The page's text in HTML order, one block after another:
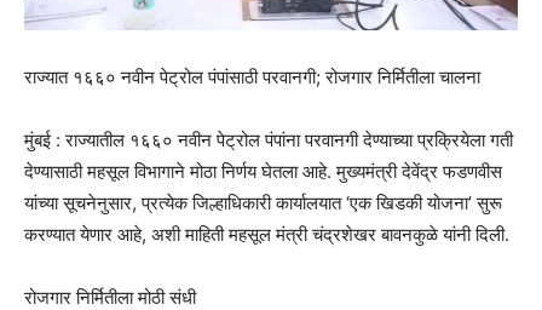
राज्यात १६६० नवीन पेट्रोल पंपांसाठी परवानगी; रोजगार निर्मितीला चालना
मुंबई : राज्यातील १६६० नवीन पेट्रोल पंपांना परवानगी देण्याच्या प्रक्रियेला गती
देण्यासाठी महसूल विभागाने मोठा निर्णय घेतला आहे. मुख्यमंत्री देवेंद्र फडणवीस
यांच्या सूचनेनुसार, प्रत्येक जिल्हाधिकारी कार्यालयात ‘एक खिडकी योजना’ सुरू
करण्यात येणार आहे, अशी माहिती महसूल मंत्री चंद्रशेखर बावनकुळे यांनी दिली.
रोजगार निर्मितीला मोठी संधी